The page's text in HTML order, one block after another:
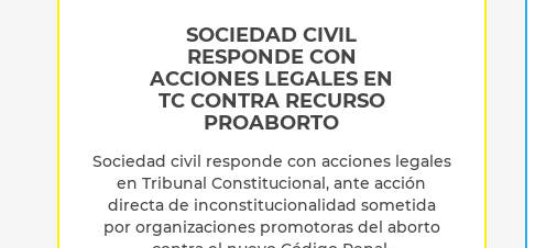
SOCIEDAD CIVIL
RESPONDE CON
ACCIONES LEGALES EN
TC CONTRA RECURSO
PROABORTO
Sociedad civil responde con acciones legales
en Tribunal Constitucional, ante acción
directa de inconstitucionalidad sometida
por organizaciones promotoras del aborto